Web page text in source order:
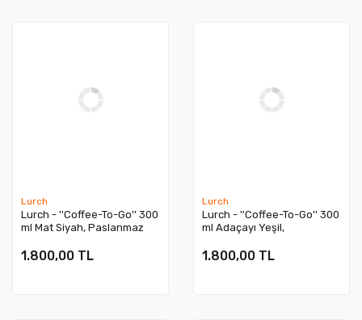
Lurch
Lurch - ''Coffee-To-Go'' 300
ml Mat Siyah, Paslanmaz
270983
1.800,00 TL
Lurch
Lurch - ''Coffee-To-Go'' 300
ml Adaçayı Yeşil,
Çift Cidarlı - 270984
1.800,00 TL